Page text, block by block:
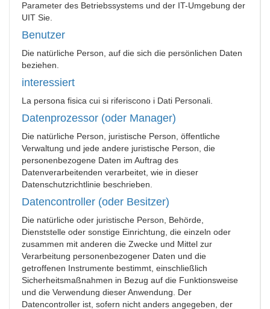
Parameter des Betriebssystems und der IT-Umgebung der
UIT Sie.
Benutzer
Die natürliche Person, auf die sich die persönlichen Daten
beziehen.
interessiert
La persona fisica cui si riferiscono i Dati Personali.
Datenprozessor (oder Manager)
Die natürliche Person, juristische Person, öffentliche
Verwaltung und jede andere juristische Person, die
personenbezogene Daten im Auftrag des
Datenverarbeitenden verarbeitet, wie in dieser
Datenschutzrichtlinie beschrieben.
Datencontroller (oder Besitzer)
Die natürliche oder juristische Person, Behörde,
Dienststelle oder sonstige Einrichtung, die einzeln oder
zusammen mit anderen die Zwecke und Mittel zur
Verarbeitung personenbezogener Daten und die
getroffenen Instrumente bestimmt, einschließlich
Sicherheitsmaßnahmen in Bezug auf die Funktionsweise
und die Verwendung dieser Anwendung. Der
Datencontroller ist, sofern nicht anders angegeben, der